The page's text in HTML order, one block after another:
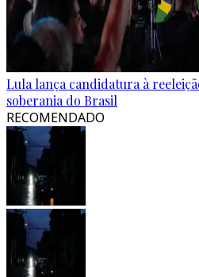
Lula lança candidatura à
soberania do Brasil
RECOMENDADO